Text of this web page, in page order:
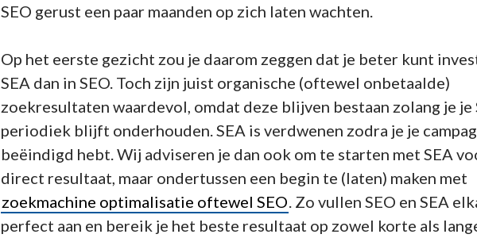
SEO gerust een paar maanden op zich laten wachten.
Op het eerste gezicht zou je daarom zeggen dat je beter kunt
SEA dan in SEO. Toch zijn juist organische (oftewel onbetaalde)
zoekresultaten waardevol, omdat deze blijven bestaan zolang je je
periodiek blijft onderhouden. SEA is verdwenen zodra je je
beëindigd hebt. Wij adviseren je dan ook om te starten met SEA
direct resultaat, maar ondertussen een begin te (laten) maken met
zoekmachine optimalisatie oftewel SEO. Zo vullen SEO en SEA
perfect aan en bereik je het beste resultaat op zowel korte als